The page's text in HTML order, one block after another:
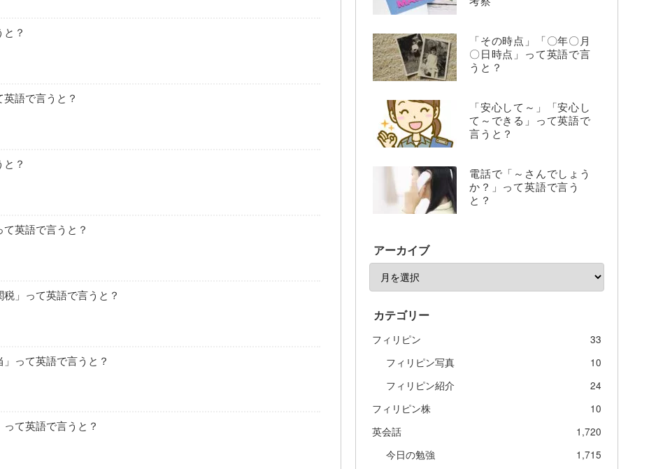
？
英語で言うと？
？
て英語で言うと？
税」って英語で言うと？
」って英語で言うと？
って英語で言うと？
「その時点」「〇年〇月
〇日時点」って英語で言
うと？
「安心して～」「安心し
て～できる」って英語で
言うと？
電話で「～さんでしょう
か？」って英語で言う
と？
アーカイブ
カテゴリー
フィリピン
33
フィリピン写真
10
フィリピン紹介
24
フィリピン株
10
英会話
1,720
今日の勉強
1,715